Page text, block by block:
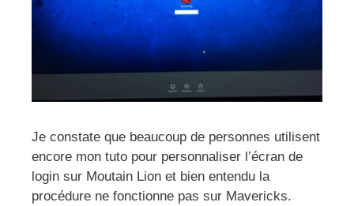
Je constate que beaucoup de personnes utilisent
encore mon tuto pour personnaliser l’écran de
login sur Moutain Lion et bien entendu la
procédure ne fonctionne pas sur Mavericks.